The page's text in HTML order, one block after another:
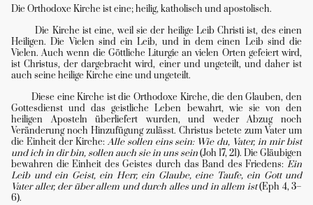
Die Orthodoxe Kirche ist eine; heilig, katholisch und apostolisch.
Die Kirche ist eine, weil sie der heilige Leib Christi ist, des einen
Heiligen. Die Vielen sind ein Leib, und in dem einen Leib sind die
Vielen. Auch wenn die Göttliche Liturgie an vielen Orten gefeiert wird,
ist Christus, der dargebracht wird, einer und ungeteilt, und daher ist
auch seine heilige Kirche eine und ungeteilt.
Diese eine Kirche ist die Orthodoxe Kirche, die den Glauben, den
Gottesdienst und das geistliche Leben bewahrt, wie sie von den
heiligen Aposteln überliefert wurden, und weder Abzug noch
Veränderung noch Hinzufügung zulässt. Christus betete zum Vater um
die Einheit der Kirche: Alle sollen eins sein: Wie du, Vater, in mir bist
und ich in dir bin, sollen auch sie in uns sein(Joh 17, 21). Die Gläubigen
bewahren die Einheit des Geistes durch das Band des Friedens: Ein
Leib und ein Geist, ein Herr, ein Glaube, eine Taufe, ein Gott und
Vater aller, der über allem und durch alles und in allem ist(Eph 4, 3–
6).